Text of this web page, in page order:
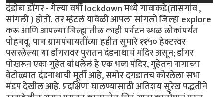
दंडोबा डोंगर - गेल्या वर्षी lockdown मध्ये गावाकडे(तासगांव ,
सांगली ) होतो. तर म्हंटलं यावेळी आपला सांगली जिल्हा explore
करू आणि आपल्या जिल्ह्यातील काही पर्यटन स्थळ लोकांपर्यंत
पोहचवू. पाच ग्रामपंचायतींच्या हद्दीत सुमारे ११५० हेक्टरवर
पसरलेल्या या डोंगरावर पुरातन दंडनाथाचं मंदिर असून; डोंगर
पोखरून एका गुहेत बांधलेलं हे एक भव्य मंदिर, गुहेतच नागाच्या
वेटोळ्यात दंडनाथाची मूर्ती आहे, समोर दगडातच कोरलेला सभा
मंडप देखील आहे. प्रदक्षिणा घालण्यासाठी अतिशय सुरेख पद्धतीने